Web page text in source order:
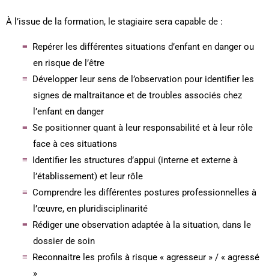
À l’issue de la formation, le stagiaire sera capable de :
Repérer les différentes situations d’enfant en danger ou
en risque de l’être
Développer leur sens de l’observation pour identifier les
signes de maltraitance et de troubles associés chez
l’enfant en danger
Se positionner quant à leur responsabilité et à leur rôle
face à ces situations
Identifier les structures d’appui (interne et externe à
l’établissement) et leur rôle
Comprendre les différentes postures professionnelles à
l’œuvre, en pluridisciplinarité
Rédiger une observation adaptée à la situation, dans le
dossier de soin
Reconnaitre les profils à risque « agresseur » / « agressé
»